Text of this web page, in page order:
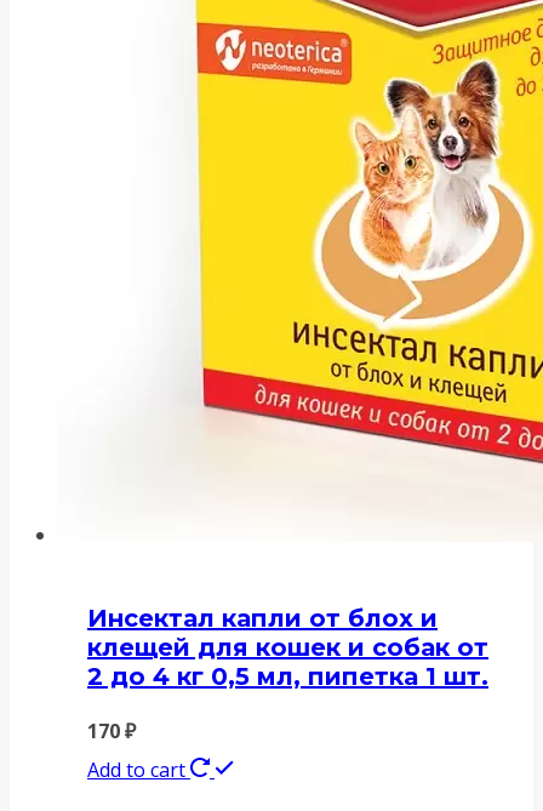
Инсектал капли от блох и
клещей для кошек и собак от
2 до 4 кг 0,5 мл, пипетка 1 шт.
170₽
Add to cart